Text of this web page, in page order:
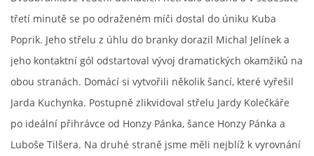
třetí minutě se po odraženém míči dostal do úniku Kuba
Poprik. Jeho střelu z úhlu do branky dorazil Michal Jelínek a
jeho kontaktní gól odstartoval vývoj dramatických okamžiků na
obou stranách. Domácí si vytvořili několik šancí, které vyřešil
Jarda Kuchynka. Postupně zlikvidoval střelu Jardy Kolečkáře
po ideální přihrávce od Honzy Pánka, šance Honzy Pánka a
Luboše Tilšera. Na druhé straně jsme měli nejblíž k vyrovnání